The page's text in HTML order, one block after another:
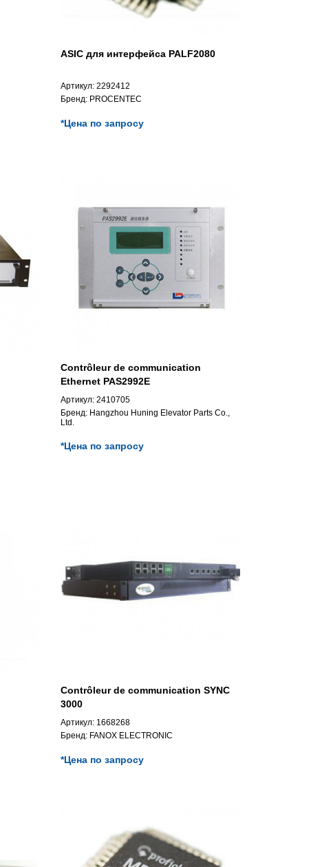
ASIC для интерфейса PALF2080
Артикул: 2292412
Бренд: PROCENTEC
*Цена по запросу
Contrôleur de communication
Ethernet PAS2992E
Артикул: 2410705
Бренд: Hangzhou Huning Elevator Parts Co.,
Ltd.
*Цена по запросу
Contrôleur de communication SYNC
3000
Артикул: 1668268
Бренд: FANOX ELECTRONIC
*Цена по запросу